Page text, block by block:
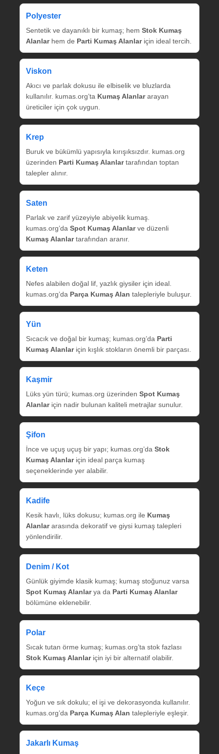
Polyester
Sentetik ve dayanıklı bir kumaş; hem Stok Kumaş
Alanlarhem de Parti Kumaş Alanlariçin ideal tercih.
Viskon
Akıcı ve parlak dokusu ile elbiselik ve bluzlarda
kullanılır. kumas.org’ta Kumaş Alanlararayan
üreticiler için çok uygun.
Krep
Buruk ve bükümlü yapısıyla kırışıksızdır. kumas.org
üzerinden Parti Kumaş Alanlartarafından toptan
talepler alınır.
Saten
Parlak ve zarif yüzeyiyle abiyelik kumaş.
kumas.org’da Spot Kumaş Alanlarve düzenli
Kumaş Alanlartarafından aranır.
Keten
Nefes alabilen doğal lif, yazlık giysiler için ideal.
kumas.org’da Parça Kumaş Alan talepleriyle buluşur.
Yün
Sıcacık ve doğal bir kumaş; kumas.org’da Parti
Kumaş Alanlariçin kışlık stokların önemli bir parçası.
Kaşmir
Lüks yün türü; kumas.org üzerinden Spot Kumaş
Alanlariçin nadir bulunan kaliteli metrajlar sunulur.
Şifon
İnce ve uçuş uçuş bir yapı; kumas.org’da Stok
Kumaş Alanlariçin ideal parça kumaş
seçeneklerinde yer alabilir.
Kadife
Kesik havlı, lüks dokusu; kumas.org ile Kumaş
Alanlararasında dekoratif ve giysi kumaş talepleri
yönlendirilir.
Denim / Kot
Günlük giyimde klasik kumaş; kumaş stoğunuz varsa
Spot Kumaş Alanlarya da Parti Kumaş Alanlar
bölümüne eklenebilir.
Polar
Sıcak tutan örme kumaş; kumas.org’ta stok fazlası
Stok Kumaş Alanlariçin iyi bir alternatif olabilir.
Keçe
Yoğun ve sık dokulu; el işi ve dekorasyonda kullanılır.
kumas.org’da Parça Kumaş Alan talepleriyle eşleşir.
Jakarlı Kumaş